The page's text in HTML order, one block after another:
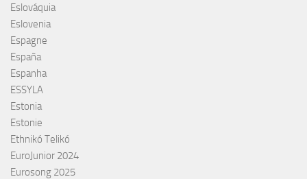
Eslováquia
Eslovenia
Espagne
España
Espanha
ESSYLA
Estonia
Estonie
Ethnikó Telikó
EuroJunior 2024
Eurosong 2025